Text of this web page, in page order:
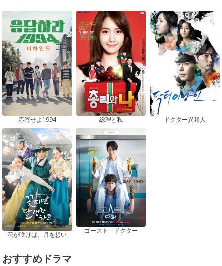
応答せよ1994 総理と私 ドクター異邦人
花が咲けば、月を想い ゴースト・ドクター
おすすめドラマ